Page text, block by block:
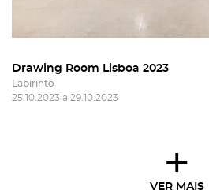
Drawing Room Lisboa 2023
Labirinto
25.10.2023 a 29.10.2023
+
VER MAIS